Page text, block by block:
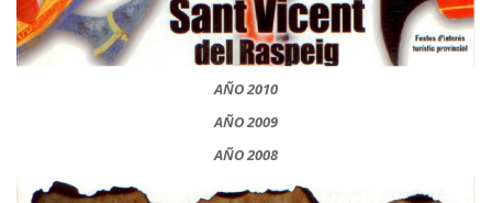
AÑO 2010
AÑO 2009
AÑO 2008